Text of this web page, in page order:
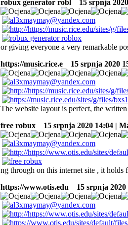
robux generator robl 15 srpnja
or giving everyone a very remarkable
https://music.rice.e
15 srpnja 2020
The website layout is perfect, the
free robux
15 srpnja 2020 14:04 |
ng through on this internet site , it holds
https://www.otis.edu
15 srpnja